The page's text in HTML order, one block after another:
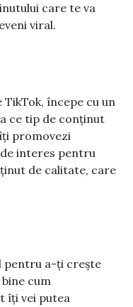
care te va
viral.
TikTok, începe cu un
ce tip de conținut
promovezi
interes pentru
de calitate, care
pentru a-ți crește
cum
îți vei putea